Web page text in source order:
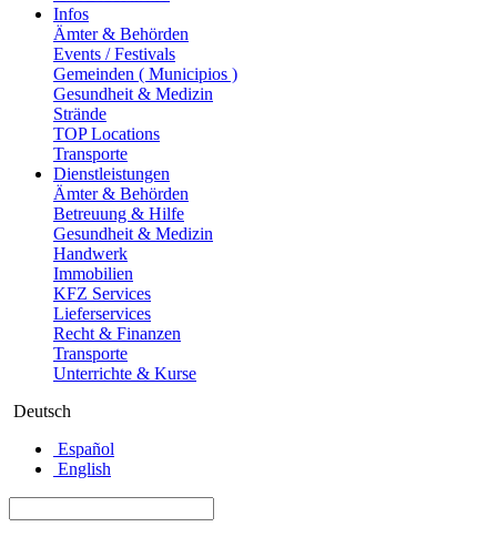
Infos
Ämter & Behörden
Events / Festivals
Gemeinden ( Municipios )
Gesundheit & Medizin
Strände
TOP Locations
Transporte
Dienstleistungen
Ämter & Behörden
Betreuung & Hilfe
Gesundheit & Medizin
Handwerk
Immobilien
KFZ Services
Lieferservices
Recht & Finanzen
Transporte
Unterrichte & Kurse
Deutsch
Español
English